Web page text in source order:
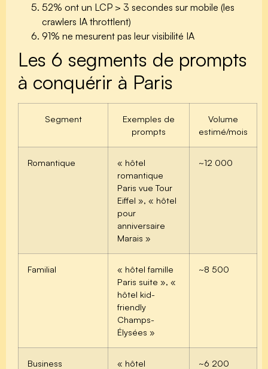
52% ont un LCP > 3 secondes sur mobile (les
crawlers IA throttlent)
91% ne mesurent pas leur visibilité IA
Les 6 segments de prompts
à conquérir à Paris
Segment
Exemples de
prompts
Volume
estimé/mois
Romantique
« hôtel
romantique
Paris vue Tour
Eiffel », « hôtel
pour
anniversaire
Marais »
~12 000
Familial
« hôtel famille
Paris suite », «
hôtel kid-
friendly
Champs-
Élysées »
~8 500
Business
« hôtel
~6 200